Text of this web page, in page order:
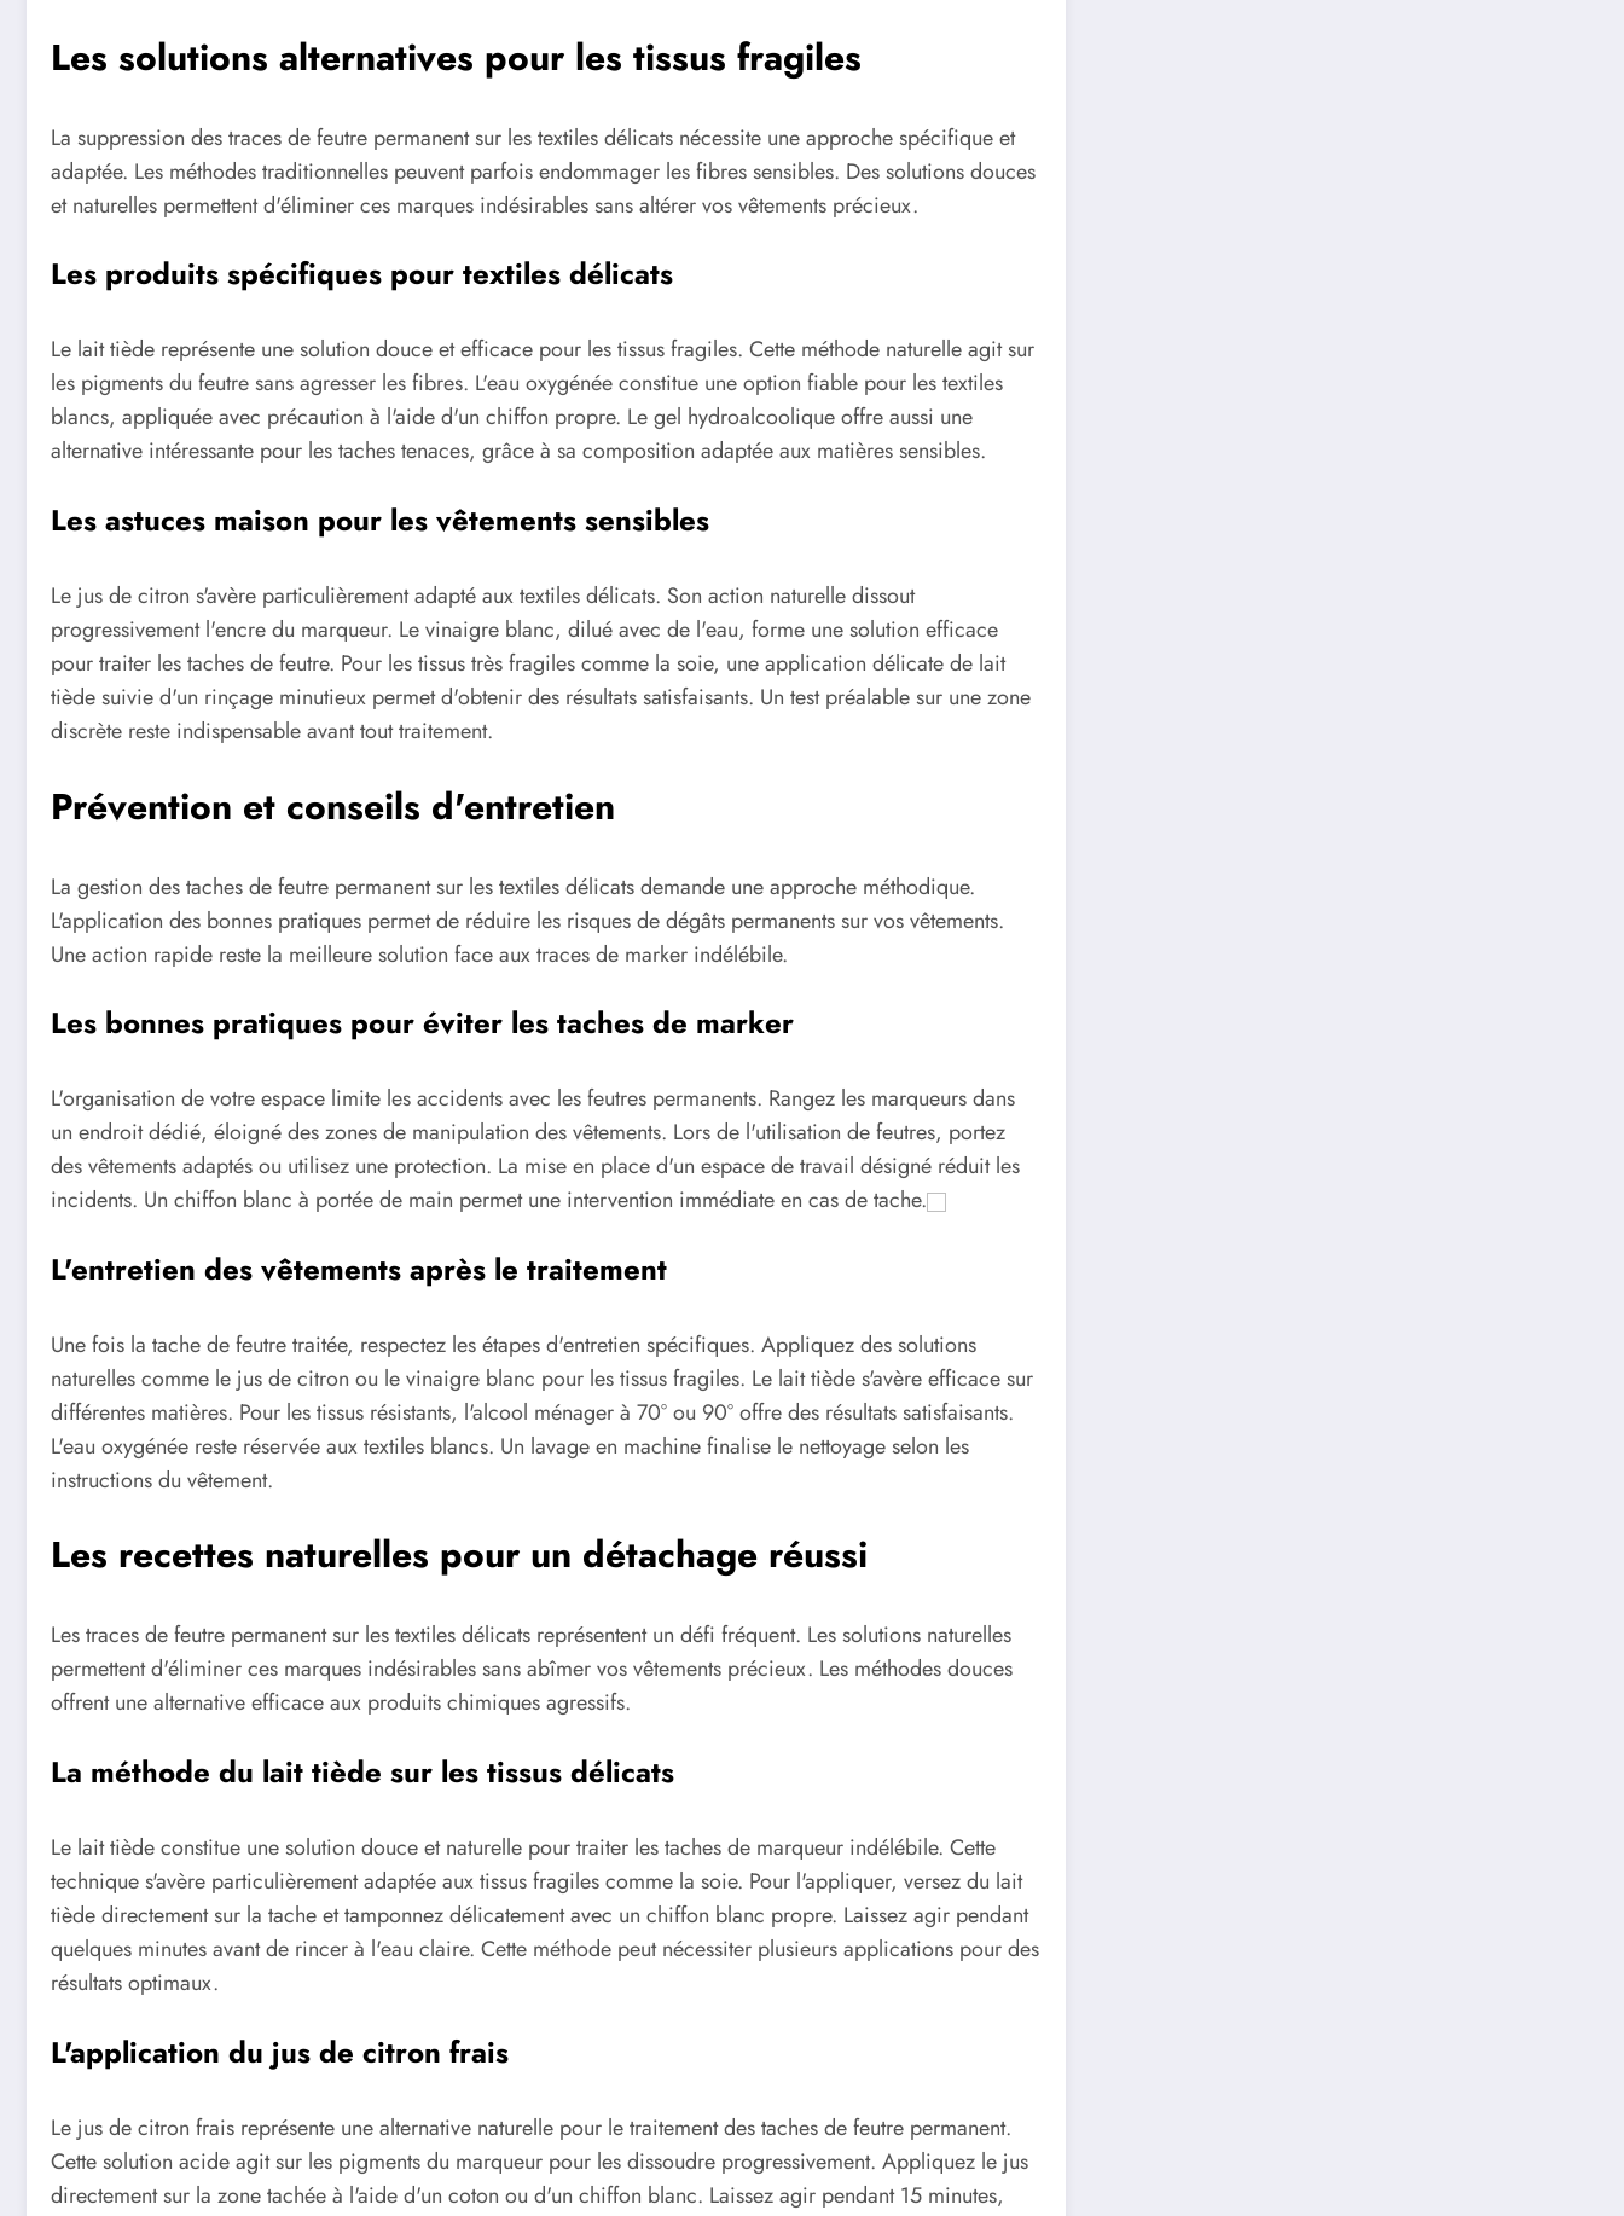
Les solutions alternatives pour les tissus fragiles
La suppression des traces de feutre permanent sur les textiles délicats nécessite une approche spécifique et
adaptée. Les méthodes traditionnelles peuvent parfois endommager les fibres sensibles. Des solutions douces
et naturelles permettent d'éliminer ces marques indésirables sans altérer vos vêtements précieux.
Les produits spécifiques pour textiles délicats
Le lait tiède représente une solution douce et efficace pour les tissus fragiles. Cette méthode naturelle agit sur
les pigments du feutre sans agresser les fibres. L'eau oxygénée constitue une option fiable pour les textiles
blancs, appliquée avec précaution à l'aide d'un chiffon propre. Le gel hydroalcoolique offre aussi une
alternative intéressante pour les taches tenaces, grâce à sa composition adaptée aux matières sensibles.
Les astuces maison pour les vêtements sensibles
Le jus de citron s'avère particulièrement adapté aux textiles délicats. Son action naturelle dissout
progressivement l'encre du marqueur. Le vinaigre blanc, dilué avec de l'eau, forme une solution efficace
pour traiter les taches de feutre. Pour les tissus très fragiles comme la soie, une application délicate de lait
tiède suivie d'un rinçage minutieux permet d'obtenir des résultats satisfaisants. Un test préalable sur une zone
discrète reste indispensable avant tout traitement.
Prévention et conseils d'entretien
La gestion des taches de feutre permanent sur les textiles délicats demande une approche méthodique.
L'application des bonnes pratiques permet de réduire les risques de dégâts permanents sur vos vêtements.
Une action rapide reste la meilleure solution face aux traces de marker indélébile.
Les bonnes pratiques pour éviter les taches de marker
L'organisation de votre espace limite les accidents avec les feutres permanents. Rangez les marqueurs dans
un endroit dédié, éloigné des zones de manipulation des vêtements. Lors de l'utilisation de feutres, portez
des vêtements adaptés ou utilisez une protection. La mise en place d'un espace de travail désigné réduit les
incidents. Un chiffon blanc à portée de main permet une intervention immédiate en cas de tache.
L'entretien des vêtements après le traitement
Une fois la tache de feutre traitée, respectez les étapes d'entretien spécifiques. Appliquez des solutions
naturelles comme le jus de citron ou le vinaigre blanc pour les tissus fragiles. Le lait tiède s'avère efficace sur
différentes matières. Pour les tissus résistants, l'alcool ménager à 70° ou 90° offre des résultats satisfaisants.
L'eau oxygénée reste réservée aux textiles blancs. Un lavage en machine finalise le nettoyage selon les
instructions du vêtement.
Les recettes naturelles pour un détachage réussi
Les traces de feutre permanent sur les textiles délicats représentent un défi fréquent. Les solutions naturelles
permettent d'éliminer ces marques indésirables sans abîmer vos vêtements précieux. Les méthodes douces
offrent une alternative efficace aux produits chimiques agressifs.
La méthode du lait tiède sur les tissus délicats
Le lait tiède constitue une solution douce et naturelle pour traiter les taches de marqueur indélébile. Cette
technique s'avère particulièrement adaptée aux tissus fragiles comme la soie. Pour l'appliquer, versez du lait
tiède directement sur la tache et tamponnez délicatement avec un chiffon blanc propre. Laissez agir pendant
quelques minutes avant de rincer à l'eau claire. Cette méthode peut nécessiter plusieurs applications pour des
résultats optimaux.
L'application du jus de citron frais
Le jus de citron frais représente une alternative naturelle pour le traitement des taches de feutre permanent.
Cette solution acide agit sur les pigments du marqueur pour les dissoudre progressivement. Appliquez le jus
directement sur la zone tachée à l'aide d'un coton ou d'un chiffon blanc. Laissez agir pendant 15 minutes,